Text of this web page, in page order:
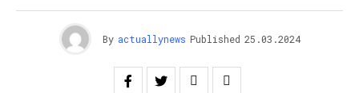
By actuallynews Published 25.03.2024